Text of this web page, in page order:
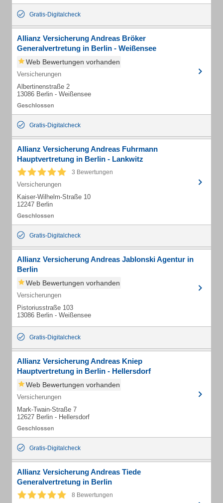
Gratis-Digitalcheck
Allianz Versicherung Andreas Bröker
Generalvertretung in Berlin - Weißensee
Web Bewertungen vorhanden
Versicherungen
Albertinenstraße 2
13086 Berlin - Weißensee
Gratis-Digitalcheck
Allianz Versicherung Andreas Fuhrmann
Hauptvertretung in Berlin - Lankwitz
3 Bewertungen
Versicherungen
Kaiser-Wilhelm-Straße 10
12247 Berlin
Gratis-Digitalcheck
Allianz Versicherung Andreas Jablonski Agentur in
Berlin
Web Bewertungen vorhanden
Versicherungen
Pistoriusstraße 103
13086 Berlin - Weißensee
Gratis-Digitalcheck
Allianz Versicherung Andreas Kniep
Hauptvertretung in Berlin - Hellersdorf
Web Bewertungen vorhanden
Versicherungen
Mark-Twain-Straße 7
12627 Berlin - Hellersdorf
Gratis-Digitalcheck
Allianz Versicherung Andreas Tiede
Generalvertretung in Berlin
8 Bewertungen